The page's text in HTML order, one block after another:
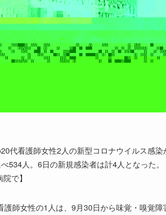
代看護師女性2人の新型コロナウイルス感染
534人。6日の新規感染者は計4人となった
で】
師女性の1人は、9月30日から味覚・嗅覚障